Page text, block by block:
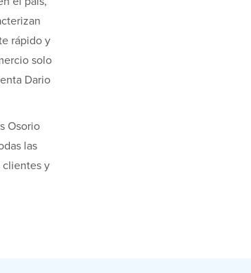
rápido y
solo
Dario
Osorio
las
clientes y